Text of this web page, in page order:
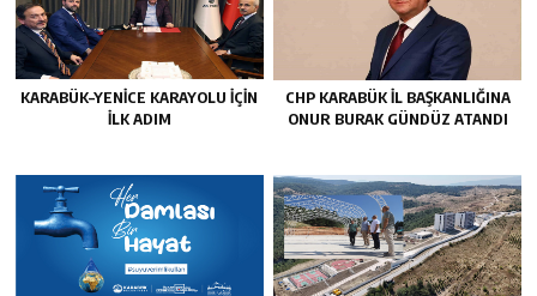
KARABÜK–YENİCE KARAYOLU İÇİN
İLK ADIM
CHP KARABÜK İL BAŞKANLIĞINA
ONUR BURAK GÜNDÜZ ATANDI